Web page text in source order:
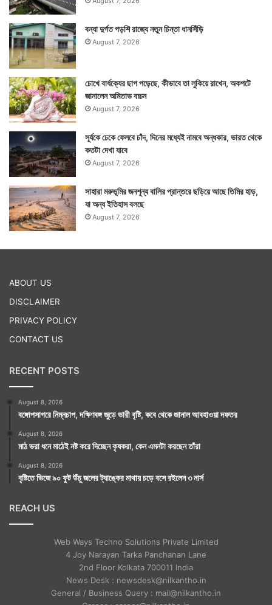
বন্যা দুর্গত পড়শি রাজ্যে নতুন চিন্তা ধানসিঁড়ি
August 7, 2026
চোখে বার্ধক্যের ছাপ পড়েছে, কীভাবে তা লুকিয়ে রাখেন, অকপটে
জানালেন অমিতাভ বচ্চন
August 7, 2026
সূর্যকে ঢেকে ফেলবে চাঁদ, দিনের মধ্যেই নামবে অন্ধকার, ভারত থেকে
কতটা দেখা যাবে
August 7, 2026
সাহারা মরুভূমির জনশূন্য বালির প্রান্তরে ছড়িয়ে আছে তিমির হাড়,
যা অন্য ইতিহাস বলছে
August 7, 2026
ABOUT US
DISCLAIMER
PRIVACY POLICY
CONTACT US
RECENT POSTS
August 8, 2026
বঙ্গোপসাগরে নিম্নচাপ, দক্ষিণবঙ্গ জুড়ে ভারী বৃষ্টি, কবে থেকে জানাল আবহাওয়া দফতর
August 8, 2026
মাঠ ভরা ধনে মাঠেই নষ্ট করে দিচ্ছেন কৃষকরা, কেন এমনটা করছেন তাঁরা
August 8, 2026
বৃষ্টিতে ভিজে ৯০ ফুট উঁচু জলের ট্যাঙ্কের মাথায় চড়ে বসে রইলেন ৩ নার্স
REACH US
Web Ways Techno Solutions Private Limited
4 Joy Narayan Tarka Panchanan Lane
2nd Floor Kolkata 700011 India
News Desk : newsdesk@nilkantho.in
General / Business Query : mail@nilkantho.in